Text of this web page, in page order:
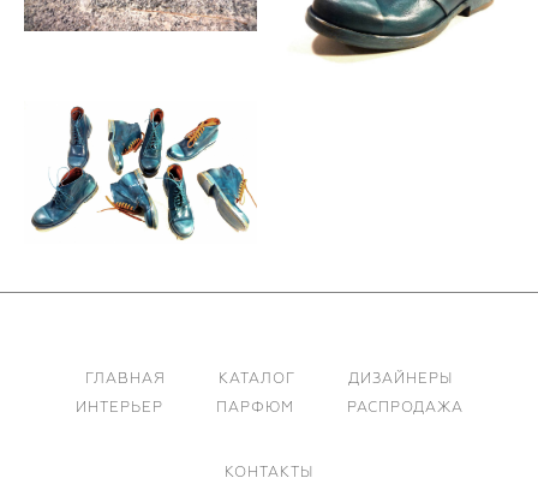
ГЛАВНАЯ КАТАЛОГ
ДИЗАЙНЕРЫ
ИНТЕРЬЕР
ПАРФЮМ РАСПРОДАЖА
КОНТАКТЫ